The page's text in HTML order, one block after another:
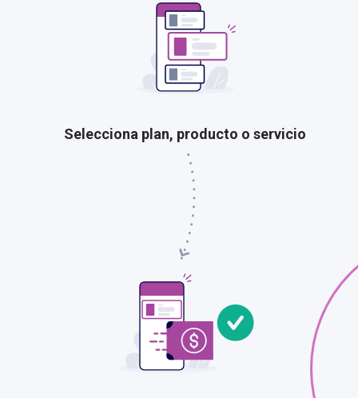
Selecciona plan, producto o servicio